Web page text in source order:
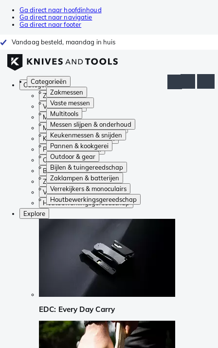
Ga direct naar hoofdinhoud
Ga direct naar navigatie
Ga direct naar footer
Vandaag besteld, maandag in huis
Categorieën
Zakmessen
Vaste messen
Multitools
Messen slijpen & onderhoud
Keukenmessen & snijden
Pannen & kookgerei
Outdoor & gear
Bijlen & tuingereedschap
Zaklampen & batterijen
Verrekijkers & monoculairs
Houtbewerkingsgereedschap
Categorieën
Zakmessen
Vaste messen
Multitools
Messen slijpen & onderhoud
Keukenmessen & snijden
Pannen & kookgerei
Outdoor & gear
Bijlen & tuingereedschap
Zaklampen & batterijen
Verrekijkers & monoculairs
Houtbewerkingsgereedschap
Explore
EDC: Every Day Carry